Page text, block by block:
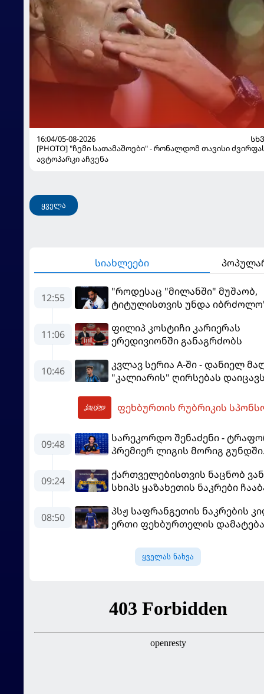
16:04/05-08-2026
[PHOTO] "ჩემი სათამაშოები" - რონალდომ თავისი
ავტოპარკი აჩვენა
ყველა
სიახლეები
12:55
"როდესაც "მილანში" მუშაობ,
ტიტულისთვის უნდა
დააიმედა
11:06
ფილიპ კოსტიჩი კარიერას
ერედივიონში განაგრძობს
10:46
კვლავ სერია A-ში - დანიელ
"კალიარის" ღირსებას
ფეხბურთის რუბრიკის
09:48
სარეკორდო შენაძენი -
პრემიერ ლიგის მორიგ გუნდში
09:24
ქართველებისთვის ნაცნობ
სხიპს ყაზახეთის ნაკრები
08:50
პსჟ საფრანგეთის ნაკრების
ერთი ფეხბურთელის
ყველას ნახვა